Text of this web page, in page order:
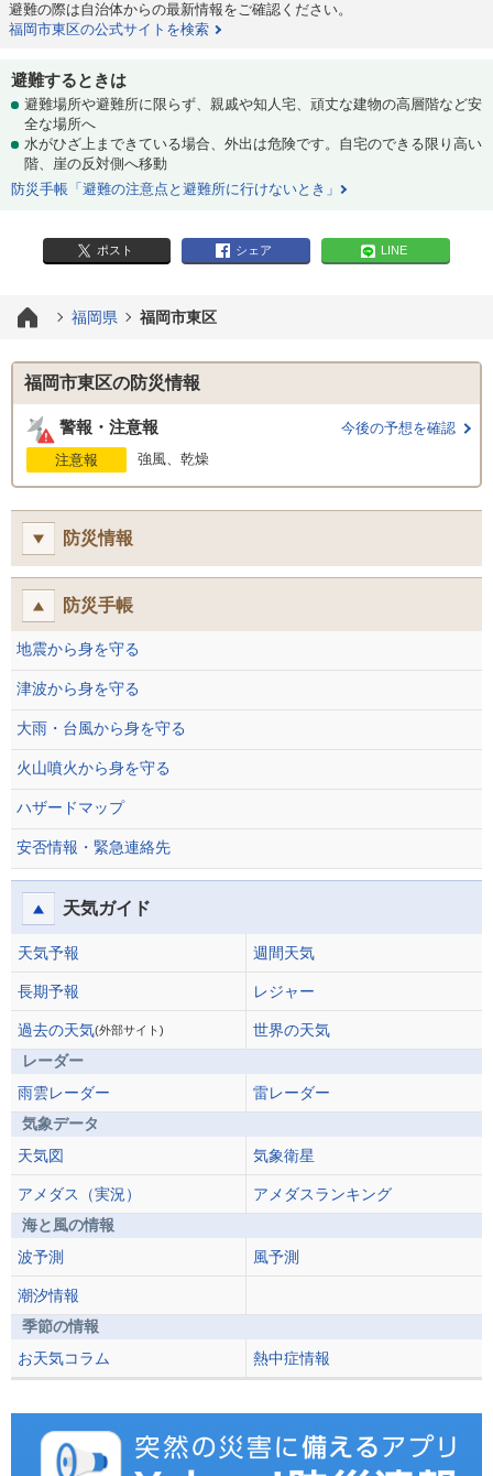
避難の際は自治体からの最新情報をご確認ください。
福岡市東区の公式サイトを検索
避難するときは
避難場所や避難所に限らず、親戚や知人宅、頑丈な建物の高層階など安
全な場所へ
水がひざ上まできている場合、外出は危険です。自宅のできる限り高い
階、崖の反対側へ移動
防災手帳「避難の注意点と避難所に行けないとき」
ポスト シェア LINE
福岡県 福岡市東区
福岡市東区の防災情報
警報・注意報
今後の予想を確認
注意報
強風、乾燥
防災情報
防災手帳
地震から身を守る
津波から身を守る
大雨・台風から身を守る
火山噴火から身を守る
ハザードマップ
安否情報・緊急連絡先
天気ガイド
天気予報 週間天気
長期予報 レジャー
過去の天気(外部サイト)
世界の天気
レーダー
雨雲レーダー
雷レーダー
気象データ
天気図
気象衛星
アメダス（実況）
アメダスランキング
海と風の情報
波予測
風予測
潮汐情報
季節の情報
お天気コラム
熱中症情報